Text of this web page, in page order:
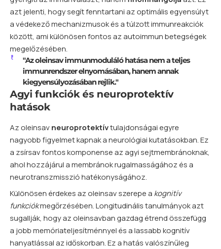
azt jelenti, hogy segít fenntartani az optimális egyensúlyt
a védekező mechanizmusok és a túlzott immunreakciók
között, ami különösen fontos az autoimmun betegségek
megelőzésében.
"Az oleinsav immunmoduláló hatása nem a teljes
immunrendszer elnyomásában, hanem annak
kiegyensúlyozásában rejlik."
Agyi funkciók és neuroprotektív
hatások
Az oleinsavneuroprotektívtulajdonságai egyre
nagyobb figyelmet kapnak a neurológiai kutatásokban. Ez
a zsírsav fontos komponense az agyi sejtmembránoknak,
ahol hozzájárul a membránok rugalmasságához és a
neurotranszmisszió hatékonyságához.
Különösen érdekes az oleinsav szerepe a kognitív
funkciókmegőrzésében. Longitudinális tanulmányok azt
sugallják, hogy az oleinsavban gazdag étrend összefügg
a jobb memóriateljesítménnyel és a lassabb kognitív
hanyatlással az időskorban. Ez a hatás valószínűleg